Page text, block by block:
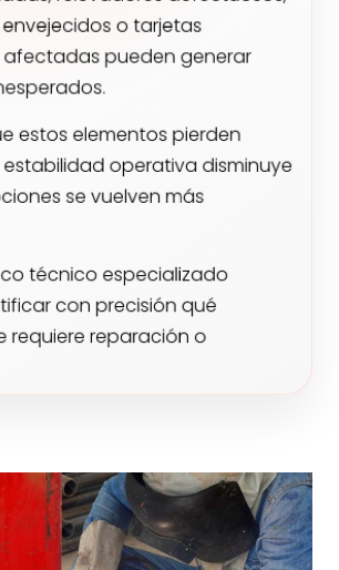
o tarjetas
afectadas pueden generar
estos elementos pierden
estabilidad operativa disminuye
se vuelven más
con precisión qué
requiere reparación o